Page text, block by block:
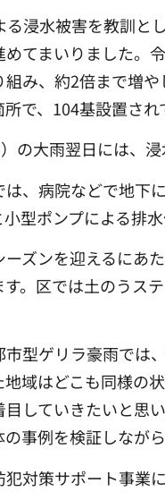
浸水被害を教訓と
てまいりました。
み、約2倍まで増
で、104基設置され
の大雨翌日には、
、病院などで地下
型ポンプによる排
ズンを迎えるにあ
。区では土のうス
市型ゲリラ豪雨では
域はどこも同様の
していきたいと思
事例を検証しながら
対策サポート事業に